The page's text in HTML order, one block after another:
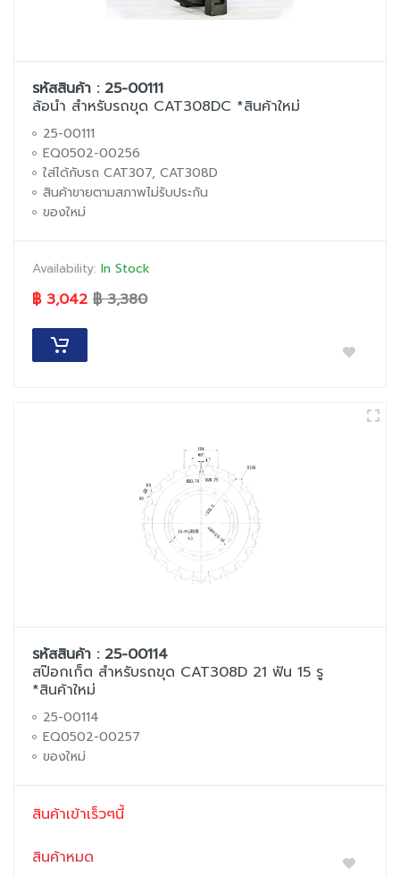
รหัสสินค้า : 25-00111
ล้อนำ สำหรับรถขุด CAT308DC *สินค้าใหม่
25-00111
EQ0502-00256
ใส่ได้กับรถ CAT307, CAT308D
สินค้าขายตามสภาพไม่รับประกัน
ของใหม่
Availability: In Stock
฿ 3,042 ฿ 3,380
รหัสสินค้า : 25-00114
สป๊อกเก็ต สำหรับรถขุด CAT308D 21 ฟัน 15 รู
*สินค้าใหม่
25-00114
EQ0502-00257
ของใหม่
สินค้าเข้าเร็วๆนี้
สินค้าหมด